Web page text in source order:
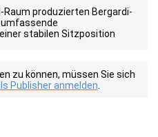
Raum produzierten Bergardi-
stabilen Sitzposition
zu können, müssen Sie sich
Publisher anmelden